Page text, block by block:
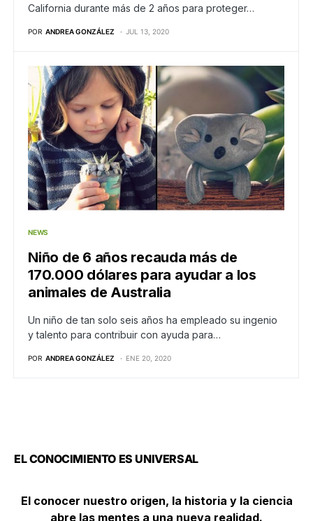
California durante más de 2 años para proteger…
POR ANDREA GONZÁLEZ JUL 13, 2020
NEWS
Niño de 6 años recauda más de
170.000 dólares para ayudar a los
animales de Australia
Un niño de tan solo seis años ha empleado su ingenio
y talento para contribuir con ayuda para…
POR ANDREA GONZÁLEZ ENE 20, 2020
EL CONOCIMIENTO ES UNIVERSAL
El conocer nuestro origen, la historia y la ciencia
abre las mentes a una nueva realidad.